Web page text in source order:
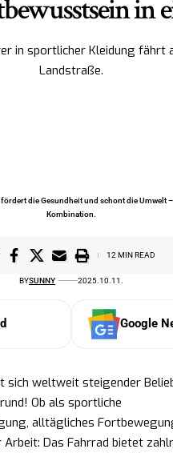
in
die Gesundheit und schont die Umwelt
Kombination.
BYSUNNY 2025.10.11.
12 MIN READ
Google
sich weltweit steigender
Ob als sportliche
alltägliches
Das Fahrrad bietet